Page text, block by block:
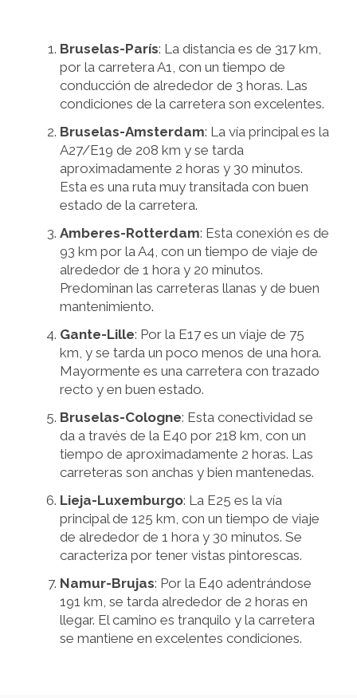
Bruselas-París: La distancia es de 317 km,
por la carretera A1, con un tiempo de
conducción de alrededor de 3 horas. Las
condiciones de la carretera son excelentes.
Bruselas-Amsterdam: La vía principal es la
A27/E19 de 208 km y se tarda
aproximadamente 2 horas y 30 minutos.
Esta es una ruta muy transitada con buen
estado de la carretera.
Amberes-Rotterdam: Esta conexión es de
93 km por la A4, con un tiempo de viaje de
alrededor de 1 hora y 20 minutos.
Predominan las carreteras llanas y de buen
mantenimiento.
Gante-Lille: Por la E17 es un viaje de 75
km, y se tarda un poco menos de una hora.
Mayormente es una carretera con trazado
recto y en buen estado.
Bruselas-Cologne: Esta conectividad se
da a través de la E40 por 218 km, con un
tiempo de aproximadamente 2 horas. Las
carreteras son anchas y bien mantenedas.
Lieja-Luxemburgo: La E25 es la vía
principal de 125 km, con un tiempo de viaje
de alrededor de 1 hora y 30 minutos. Se
caracteriza por tener vistas pintorescas.
Namur-Brujas: Por la E40 adentrándose
191 km, se tarda alrededor de 2 horas en
llegar. El camino es tranquilo y la carretera
se mantiene en excelentes condiciones.